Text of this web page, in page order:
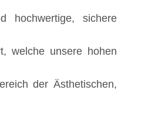
hochwertige, sichere
welche unsere hohen
der Ästhetischen,